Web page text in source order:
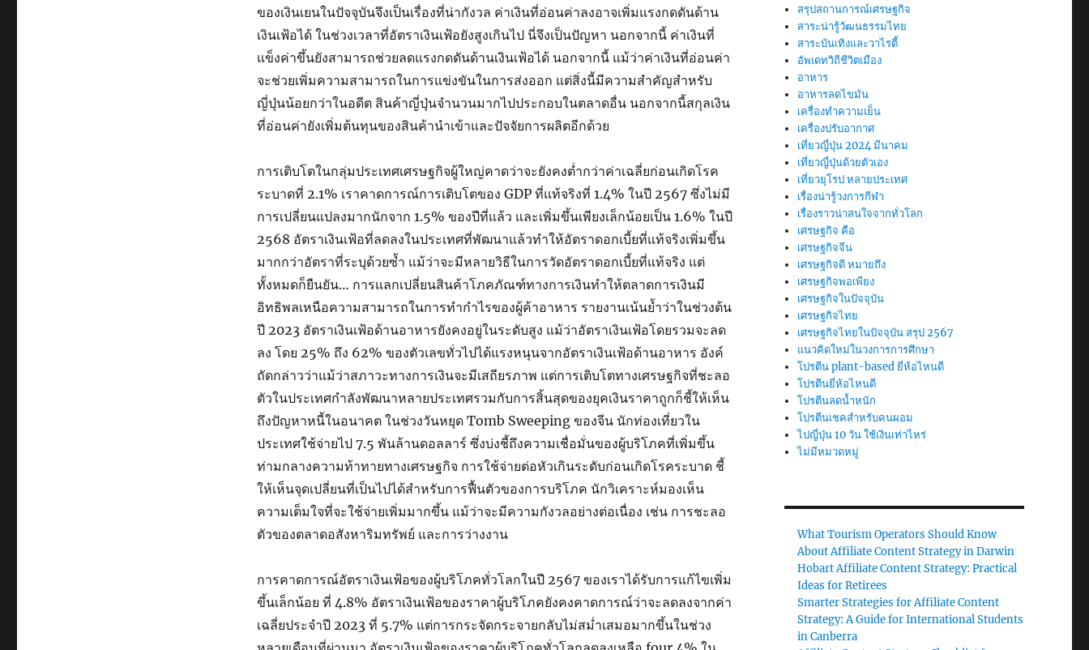
ของเงินเยนในปัจจุบันจึงเป็นเรื่องที่น่ากังวล ค่าเงินที่อ่อนค่าลงอาจเพิ่มแรงกดดันด้าน
เงินเฟ้อได้ ในช่วงเวลาที่อัตราเงินเฟ้อยังสูงเกินไป นี่จึงเป็นปัญหา นอกจากนี้ ค่าเงินที่
แข็งค่าขึ้นยังสามารถช่วยลดแรงกดดันด้านเงินเฟ้อได้ นอกจากนี้ แม้ว่าค่าเงินที่อ่อนค่า
จะช่วยเพิ่มความสามารถในการแข่งขันในการส่งออก แต่สิ่งนี้มีความสำคัญสำหรับ
ญี่ปุ่นน้อยกว่าในอดีต สินค้าญี่ปุ่นจำนวนมากไปประกอบในตลาดอื่น นอกจากนี้สกุลเงิน
ที่อ่อนค่ายังเพิ่มต้นทุนของสินค้านำเข้าและปัจจัยการผลิตอีกด้วย
การเติบโตในกลุ่มประเทศเศรษฐกิจผู้ใหญ่คาดว่าจะยังคงต่ำกว่าค่าเฉลี่ยก่อนเกิดโรค
ระบาดที่ 2.1% เราคาดการณ์การเติบโตของ GDP ที่แท้จริงที่ 1.4% ในปี 2567 ซึ่งไม่มี
การเปลี่ยนแปลงมากนักจาก 1.5% ของปีที่แล้ว และเพิ่มขึ้นเพียงเล็กน้อยเป็น 1.6% ในปี
2568 อัตราเงินเฟ้อที่ลดลงในประเทศที่พัฒนาแล้วทำให้อัตราดอกเบี้ยที่แท้จริงเพิ่มขึ้น
มากกว่าอัตราที่ระบุด้วยซ้ำ แม้ว่าจะมีหลายวิธีในการวัดอัตราดอกเบี้ยที่แท้จริง แต่
ทั้งหมดก็ยืนยัน… การแลกเปลี่ยนสินค้าโภคภัณฑ์ทางการเงินทำให้ตลาดการเงินมี
อิทธิพลเหนือความสามารถในการทำกำไรของผู้ค้าอาหาร รายงานเน้นย้ำว่าในช่วงต้น
ปี 2023 อัตราเงินเฟ้อด้านอาหารยังคงอยู่ในระดับสูง แม้ว่าอัตราเงินเฟ้อโดยรวมจะลด
ลง โดย 25% ถึง 62% ของตัวเลขทั่วไปได้แรงหนุนจากอัตราเงินเฟ้อด้านอาหาร อังค์
ถัดกล่าวว่าแม้ว่าสภาวะทางการเงินจะมีเสถียรภาพ แต่การเติบโตทางเศรษฐกิจที่ชะลอ
ตัวในประเทศกำลังพัฒนาหลายประเทศรวมกับการสิ้นสุดของยุคเงินราคาถูกก็ชี้ให้เห็น
ถึงปัญหาหนี้ในอนาคต ในช่วงวันหยุด Tomb Sweeping ของจีน นักท่องเที่ยวใน
ประเทศใช้จ่ายไป 7.5 พันล้านดอลลาร์ ซึ่งบ่งชี้ถึงความเชื่อมั่นของผู้บริโภคที่เพิ่มขึ้น
ท่ามกลางความท้าทายทางเศรษฐกิจ การใช้จ่ายต่อหัวเกินระดับก่อนเกิดโรคระบาด ชี้
ให้เห็นจุดเปลี่ยนที่เป็นไปได้สำหรับการฟื้นตัวของการบริโภค นักวิเคราะห์มองเห็น
ความเต็มใจที่จะใช้จ่ายเพิ่มมากขึ้น แม้ว่าจะมีความกังวลอย่างต่อเนื่อง เช่น การชะลอ
ตัวของตลาดอสังหาริมทรัพย์ และการว่างงาน
การคาดการณ์อัตราเงินเฟ้อของผู้บริโภคทั่วโลกในปี 2567 ของเราได้รับการแก้ไขเพิ่ม
ขึ้นเล็กน้อย ที่ 4.8% อัตราเงินเฟ้อของราคาผู้บริโภคยังคงคาดการณ์ว่าจะลดลงจากค่า
เฉลี่ยประจำปี 2023 ที่ 5.7% แต่การกระจัดกระจายกลับไม่สม่ำเสมอมากขึ้นในช่วง
สรุปสถานการณ์เศรษฐกิจ
สาระน่ารู้วัฒนธรรมไทย
สาระบันเทิงและวาไรตี้
อัพเดทวิถีชีวิตเมือง
อาหาร
อาหารลดไขมัน
เครื่องทำความเย็น
เครื่องปรับอากาศ
เที่ยวญี่ปุ่น 2024 มีนาคม
เที่ยวญี่ปุ่นด้วยตัวเอง
เที่ยวยุโรป หลายประเทศ
เรื่องน่ารู้วงการกีฬา
เรื่องราวน่าสนใจจากทั่วโลก
เศรษฐกิจ คือ
เศรษฐกิจจีน
เศรษฐกิจดี หมายถึง
เศรษฐกิจพอเพียง
เศรษฐกิจในปัจจุบัน
เศรษฐกิจไทย
เศรษฐกิจไทยในปัจจุบัน สรุป 2567
แนวคิดใหม่ในวงการการศึกษา
โปรตีน plant-based ยี่ห้อไหนดี
โปรตีนยี่ห้อไหนดี
โปรตีนลดน้ำหนัก
โปรตีนเชคสำหรับคนผอม
ไปญี่ปุ่น 10 วัน ใช้เงินเท่าไหร่
ไม่มีหมวดหมู่
What Tourism Operators Should Know
About Affiliate Content Strategy in Darwin
Hobart Affiliate Content Strategy: Practical
Ideas for Retirees
Smarter Strategies for Affiliate Content
Strategy: A Guide for International Students
in Canberra